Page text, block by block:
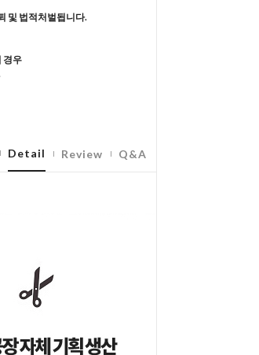
및 법적처벌됩니다.
경우
Detail Review Q&A